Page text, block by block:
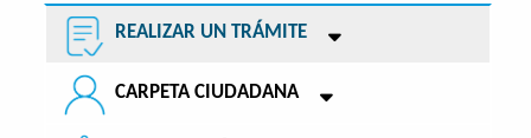
REALIZAR UN TRÁMITE
CARPETA CIUDADANA